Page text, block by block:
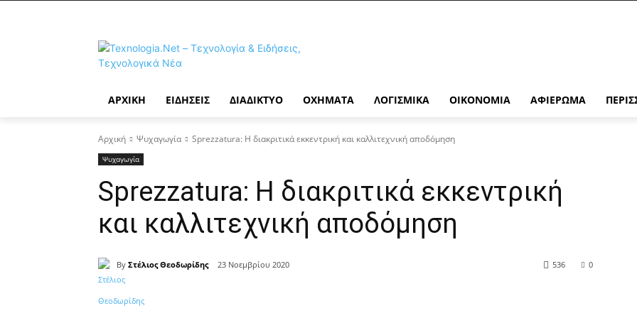
ΑΡΧΙΚΉ ΕΙΔΉΣΕΙΣ ΔΙΑΔΊΚΤΥΟ ΟΧΉΜΑΤΑ ΛΟΓΙΣΜΙΚΆ ΟΙΚΟΝΟΜΊΑ ΑΦΙΈΡΩΜΑ
Αρχική Ψυχαγωγία Sprezzatura: Η διακριτικά εκκεντρική και καλλιτεχνική αποδόμηση
Ψυχαγωγία
Sprezzatura: Η διακριτικά εκκεντρική
και καλλιτεχνική αποδόμηση
By Στέλιος Θεοδωρίδης 23 Νοεμβρίου 2020 0
536
Κοινοποίηση